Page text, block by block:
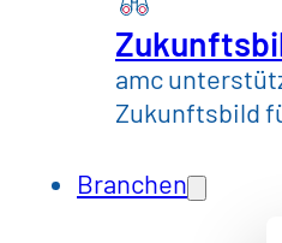
amc
Zukunftsbild
Branchen